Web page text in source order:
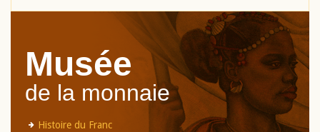
Musée
de la monnaie
Histoire du Franc